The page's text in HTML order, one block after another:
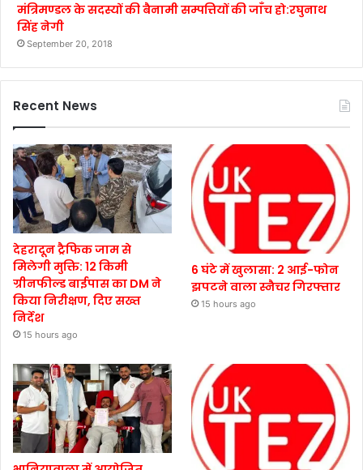
मंत्रिमण्डल के सदस्यों की बैनामी सम्पत्तियों की जाँच हो:रघुनाथ
सिंह नेगी
September 20, 2018
Recent News
देहरादून ट्रैफिक जाम से
मिलेगी मुक्ति: 12 किमी
ग्रीनफील्ड बाईपास का DM ने
किया निरीक्षण, दिए सख्त
निर्देश
15 hours ago
6 घंटे में खुलासा: 2 आई-फोन
झपटने वाला स्नैचर गिरफ्तार
15 hours ago